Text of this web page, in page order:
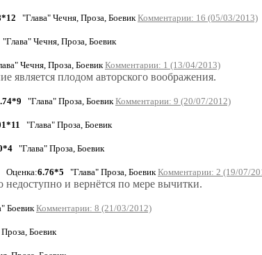
"Глава" Чечня, Проза, Боевик Комментарии: 16 (05/03/2013)
"Глава" Чечня, Проза, Боевик
Чечня, Проза, Боевик Комментарии: 1 (13/04/2013)
является плодом авторского воображения.
"Глава" Проза, Боевик Комментарии: 9 (20/07/2012)
"Глава" Проза, Боевик
"Глава" Проза, Боевик
Оценка:6.76*5 "Глава" Проза, Боевик Комментарии: 2 (19/07/
и вернётся по мере вычитки.
БоевикКомментарии: 8 (21/03/2012)
Боевик